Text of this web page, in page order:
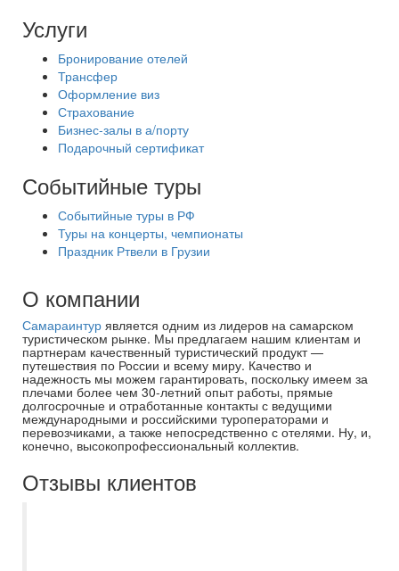
Услуги
Бронирование отелей
Трансфер
Оформление виз
Страхование
Бизнес-залы в а/порту
Подарочный сертификат
Событийные туры
Событийные туры в РФ
Туры на концерты, чемпионаты
Праздник Ртвели в Грузии
О компании
Самараинтур является одним из лидеров на самарском
туристическом рынке. Мы предлагаем нашим клиентам и
партнерам качественный туристический продукт —
путешествия по России и всему миру. Качество и
надежность мы можем гарантировать, поскольку имеем за
плечами более чем 30-летний опыт работы, прямые
долгосрочные и отработанные контакты с ведущими
международными и российскими туроператорами и
перевозчиками, а также непосредственно с отелями. Ну, и,
конечно, высокопрофессиональный коллектив.
Отзывы клиентов